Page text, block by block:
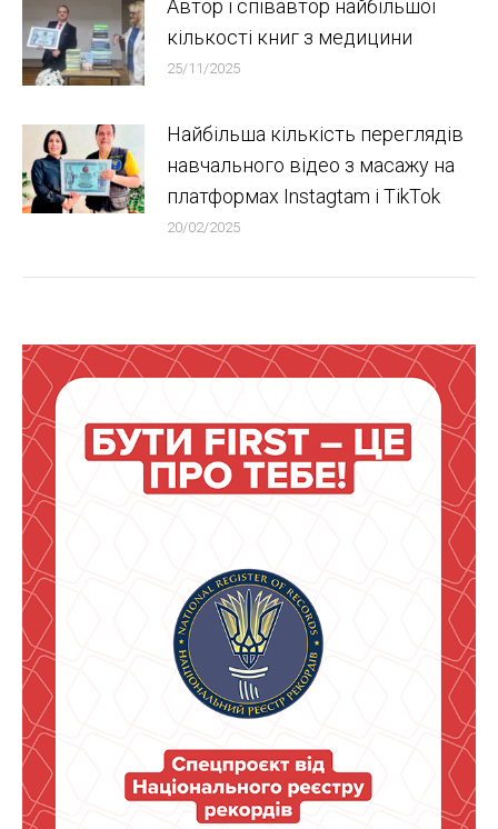
Автор і співавтор найбільшої
кількості книг з медицини
25/11/2025
Найбільша кількість переглядів
навчального відео з масажу на
платформах Instagtam i TikTok
20/02/2025